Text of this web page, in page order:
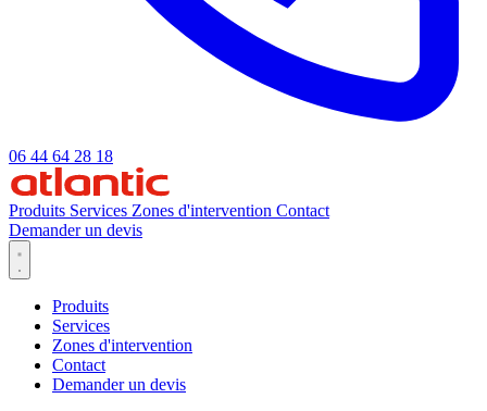
06 44 64 28 18
Produits Services Zones d'intervention Contact
Demander un devis
Produits
Services
Zones d'intervention
Contact
Demander un devis